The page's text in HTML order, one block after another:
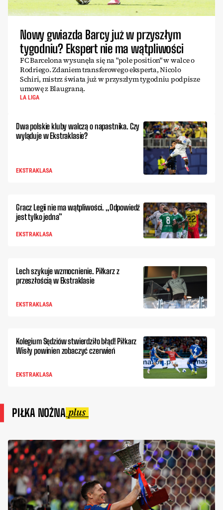
Nowy gwiazda Barcy już w przyszłym
tygodniu? Ekspert nie ma wątpliwości
FC Barcelona wysunęła się na "pole position" w walce o
Rodriego. Zdaniem transferowego eksperta, Nicolo
Schiri, mistrz świata już w przyszłym tygodniu podpisze
umowę z Blaugraną.
LA LIGA
Dwa polskie kluby walczą o napastnika. Czy
wyląduje w Ekstraklasie?
EKSTRAKLASA
Gracz Legii nie ma wątpliwości. „Odpowiedź
jest tylko jedna”
EKSTRAKLASA
Lech szykuje wzmocnienie. Piłkarz z
przeszłością w Ekstraklasie
EKSTRAKLASA
Kolegium Sędziów stwierdziło błąd! Piłkarz
Wisły powinien zobaczyć czerwień
EKSTRAKLASA
PIŁKA NOŻNA